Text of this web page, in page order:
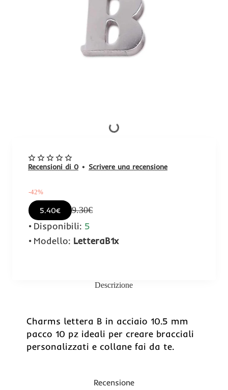
-42%
Recensioni di 0 • Scrivere una recensione
-42%
5.40€ 9.30€
Disponibili: 5
Modello: LetteraB1x
Descrizione
Charms lettera B in acciaio 10.5 mm
pacco 10 pz ideali per creare bracciali
personalizzati e collane fai da te.
Recensione